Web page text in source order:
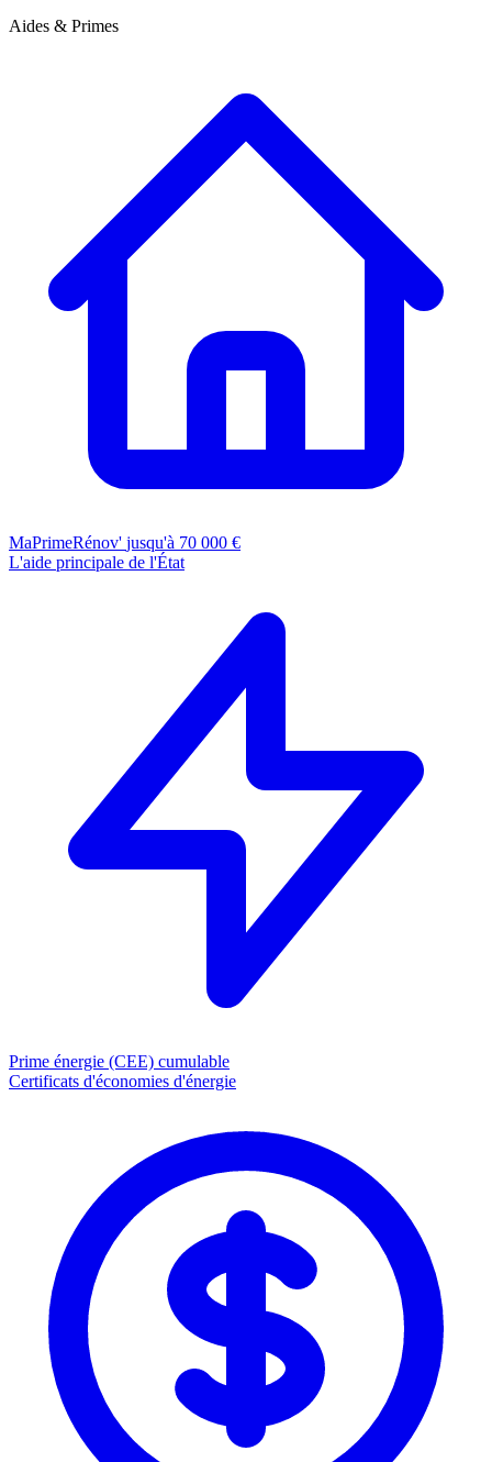
Aides & Primes
MaPrimeRénov' jusqu'à 70 000 €
L'aide principale de l'État
Prime énergie (CEE) cumulable
Certificats d'économies d'énergie